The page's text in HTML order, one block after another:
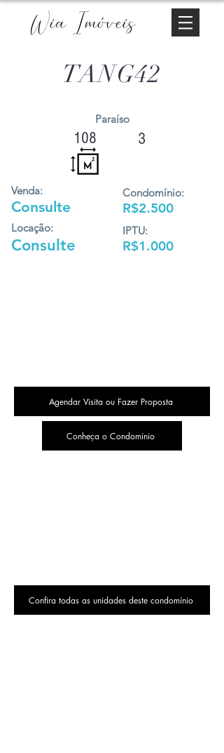
Wia Imóveis
TANG42
Paraíso
108
Venda:
Consulte
Locação:
Consulte
3
Condomínio:
R$2.500
IPTU:
R$1.000
Agendar Visita ou Fazer Proposta
Conheça o Condomínio
Confira todas as unidades deste condomínio